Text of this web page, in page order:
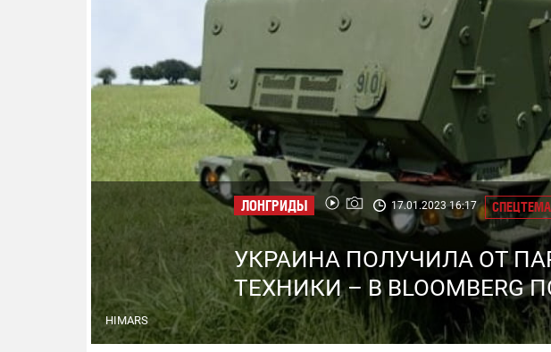
ЛОНГРИДЫ 17.01.2023 16:17 СПЕЦТЕМА
УКРАИНА ПОЛУЧИЛА ОТ
ТЕХНИКИ – В
HIMARS